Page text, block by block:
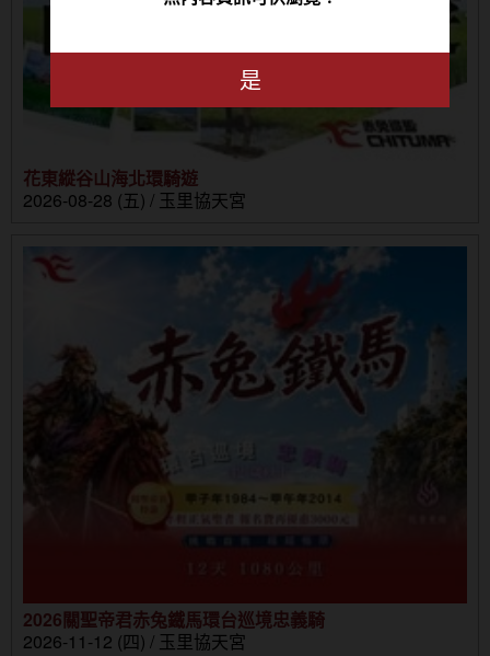
花東縱谷山海北環騎遊
2026-08-28 (五) / 玉里協天宮
2026關聖帝君赤兔鐵馬環台巡境忠義騎
2026-11-12 (四) / 玉里協天宮
是